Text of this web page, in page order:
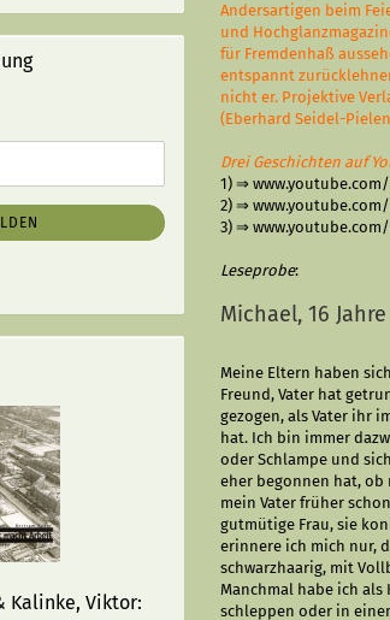
Andersartigen beim
und
für Fremdenhaß
entspannt
nicht er. Projektive
(Eberhard Seidel-
Drei Geschichten auf
1) ⇒
2) ⇒
3) ⇒
Leseprobe:
Michael, 16 Jahre
Meine Eltern haben
Freund, Vater hat
gezogen, als Vater ihr
hat. Ich bin immer
oder Schlampe und
eher begonnen hat,
mein Vater früher
gutmütige Frau, sie
erinnere ich mich nur,
schwarzhaarig, mit
Manchmal habe ich
schleppen oder in
Kalinke, Viktor: